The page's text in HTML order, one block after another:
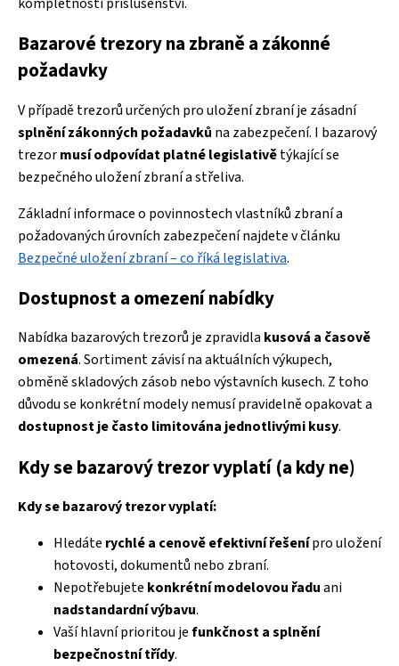
Bazarové trezory na zbraně a zákonné
požadavky
V případě trezorů určených pro uložení zbraní je zásadní
splnění zákonných požadavků na zabezpečení. I bazarový
trezormusí odpovídat platné legislativětýkající se
bezpečného uložení zbraní a střeliva.
Základní informace o povinnostech vlastníků zbraní a
požadovaných úrovních zabezpečení najdete v článku
Bezpečné uložení zbraní – co říká legislativa.
Dostupnost a omezení nabídky
Nabídka bazarových trezorů je zpravidla kusová a časově
omezená. Sortiment závisí na aktuálních výkupech,
obměně skladových zásob nebo výstavních kusech. Z toho
důvodu se konkrétní modely nemusí pravidelně opakovat a
dostupnost je často limitována jednotlivými kusy.
Kdy se bazarový trezor vyplatí (a kdy ne)
Kdy se bazarový trezor vyplatí:
Hledáte rychlé a cenově efektivní řešenípro uložení
hotovosti, dokumentů nebo zbraní.
Nepotřebujete konkrétní modelovou řaduani
nadstandardní výbavu.
Vaší hlavní prioritou jefunkčnost a splnění
bezpečnostní třídy.